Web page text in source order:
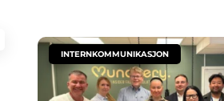
INTERNKOMMUNIKASJON